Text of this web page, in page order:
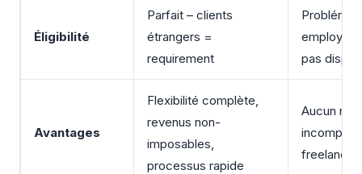
Éligibilité
Parfait – clients
étrangers =
requirement
employer
pas dispo
Avantages
Flexibilité complète,
revenus non-
imposables,
processus rapide
Aucun
freelance